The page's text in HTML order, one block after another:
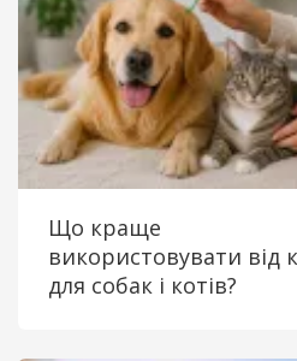
Що краще
використовувати від
для собак і котів?